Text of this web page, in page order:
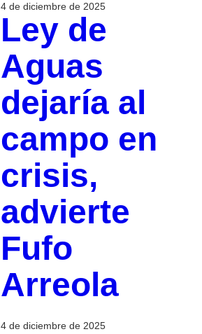
4 de diciembre de 2025
Ley de
Aguas
dejaría al
campo en
crisis,
advierte
Fufo
Arreola
4 de diciembre de 2025